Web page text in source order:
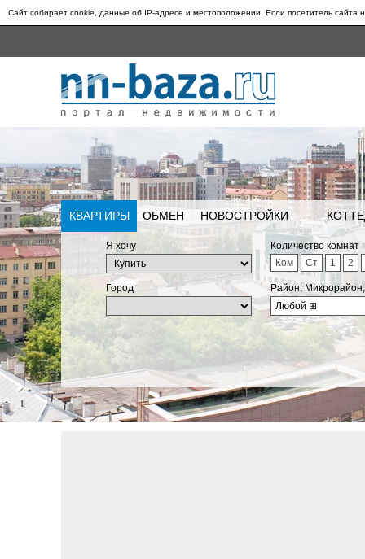
Сайт собирает cookie, данные об IP-адресе и местоположении. Если посетитель сайта
КВАРТИРЫ ОБМЕН НОВОСТРОЙКИ
Я хочу
Количество комнат
Ком
Ст 1 2
Город
Район,
Любой ⊞